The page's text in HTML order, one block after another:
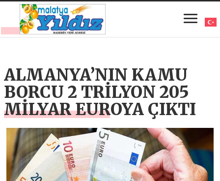
ALMANYA’NIN KAMU
BORCU 2 TRİLYON 205
MİLYAR EUROYA ÇIKTI